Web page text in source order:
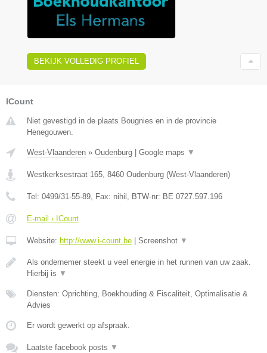
BEKIJK VOLLEDIG PROFIEL
ICount
Niet gevestigd in de plaats Bougnies en in de provincie
Henegouwen.
West-Vlaanderen » Oudenburg Google maps ▼
Westkerksestraat 165, 8460 Oudenburg (West-Vlaanderen)
Tel: 0499/31-55-89, Fax: nihil , BTW-nr: BE 0727.597.196
E-mail › ICount
Website: http://www.i-count.be Screenshot ▼
Als ondernemer steekt u veel energie in het runnen van uw zaak.
Hierbij is ▼
Diensten: Oprichting, Boekhouding & Fiscaliteit, Optimalisatie &
Advies
Er wordt gewerkt op afspraak.
Laatste facebook posts ▼